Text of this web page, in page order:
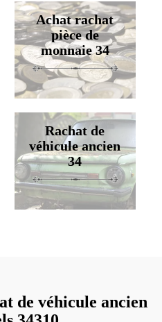
Achat rachat
pièce de
monnaie 34
Rachat de
véhicule ancien
34
de véhicule ancien